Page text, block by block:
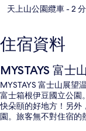
天上山公園纜車- 2
住宿資料
MYSTAYS 富士
MYSTAYS 富士山展望
富士箱根伊豆國立公園
快朵頤的好地方！另外
園。旅客無不對住宿的